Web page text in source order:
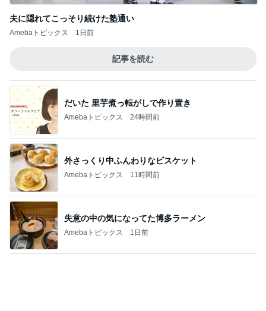
夫に隠れてこっそり続けた塾通い
Amebaトピックス 1日前
記事を読む
だいた 里芋煮っ転がしで作り置き
Amebaトピックス 24時間前
外さっくり中ふんわりなビスケット
Amebaトピックス 11時間前
失意の中の気になってた博多ラーメン
Amebaトピックス 1日前